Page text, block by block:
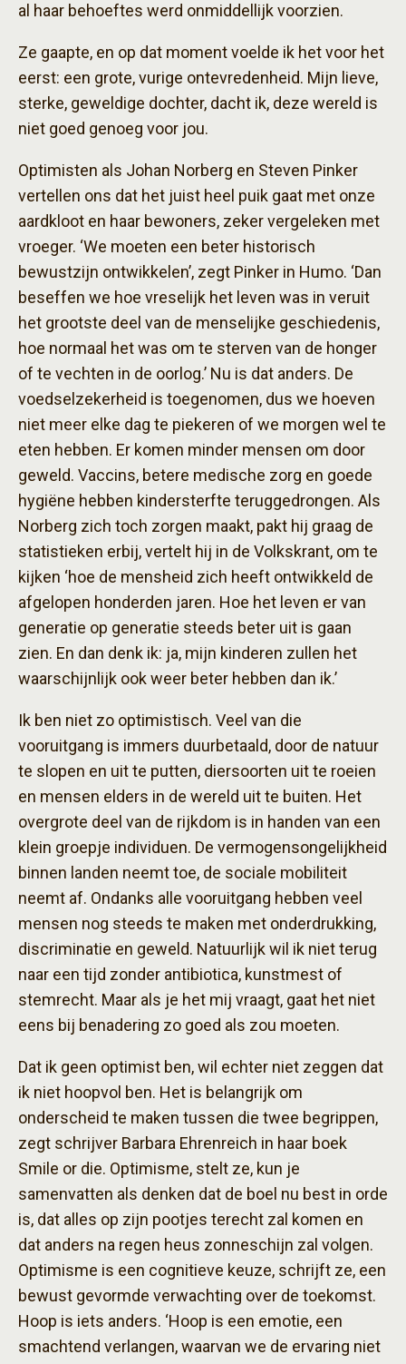
al haar behoeftes werd onmiddellijk voorzien.
Ze gaapte, en op dat moment voelde ik het voor het
eerst: een grote, vurige ontevredenheid. Mijn lieve,
sterke, geweldige dochter, dacht ik, deze wereld is
niet goed genoeg voor jou.
Optimisten als Johan Norberg en Steven Pinker
vertellen ons dat het juist heel puik gaat met onze
aardkloot en haar bewoners, zeker vergeleken met
vroeger. ‘We moeten een beter historisch
bewustzijn ontwikkelen’, zegt Pinker in Humo. ‘Dan
beseffen we hoe vreselijk het leven was in veruit
het grootste deel van de menselijke geschiedenis,
hoe normaal het was om te sterven van de honger
of te vechten in de oorlog.’ Nu is dat anders. De
voedselzekerheid is toegenomen, dus we hoeven
niet meer elke dag te piekeren of we morgen wel te
eten hebben. Er komen minder mensen om door
geweld. Vaccins, betere medische zorg en goede
hygiëne hebben kindersterfte teruggedrongen. Als
Norberg zich toch zorgen maakt, pakt hij graag de
statistieken erbij, vertelt hij in de Volkskrant, om te
kijken ‘hoe de mensheid zich heeft ontwikkeld de
afgelopen honderden jaren. Hoe het leven er van
generatie op generatie steeds beter uit is gaan
zien. En dan denk ik: ja, mijn kinderen zullen het
waarschijnlijk ook weer beter hebben dan ik.’
Ik ben niet zo optimistisch. Veel van die
vooruitgang is immers duurbetaald, door de natuur
te slopen en uit te putten, diersoorten uit te roeien
en mensen elders in de wereld uit te buiten. Het
overgrote deel van de rijkdom is in handen van een
klein groepje individuen. De vermogensongelijkheid
binnen landen neemt toe, de sociale mobiliteit
neemt af. Ondanks alle vooruitgang hebben veel
mensen nog steeds te maken met onderdrukking,
discriminatie en geweld. Natuurlijk wil ik niet terug
naar een tijd zonder antibiotica, kunstmest of
stemrecht. Maar als je het mij vraagt, gaat het niet
eens bij benadering zo goed als zou moeten.
Dat ik geen optimist ben, wil echter niet zeggen dat
ik niet hoopvol ben. Het is belangrijk om
onderscheid te maken tussen die twee begrippen,
zegt schrijver Barbara Ehrenreich in haar boek
Smile or die. Optimisme, stelt ze, kun je
samenvatten als denken dat de boel nu best in orde
is, dat alles op zijn pootjes terecht zal komen en
dat anders na regen heus zonneschijn zal volgen.
Optimisme is een cognitieve keuze, schrijft ze, een
bewust gevormde verwachting over de toekomst.
Hoop is iets anders. ‘Hoop is een emotie, een
smachtend verlangen, waarvan we de ervaring niet